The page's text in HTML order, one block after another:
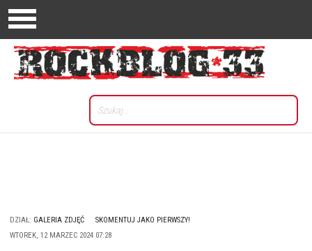
DZIAŁ: GALERIA ZDJĘĆ
SKOMENTUJ JAKO PIERWSZY!
WTOREK, 12 MARZEC 2024 07:28